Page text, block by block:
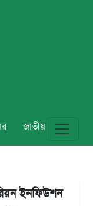
জাতীয় বিশ্ব
ইনফিউশন